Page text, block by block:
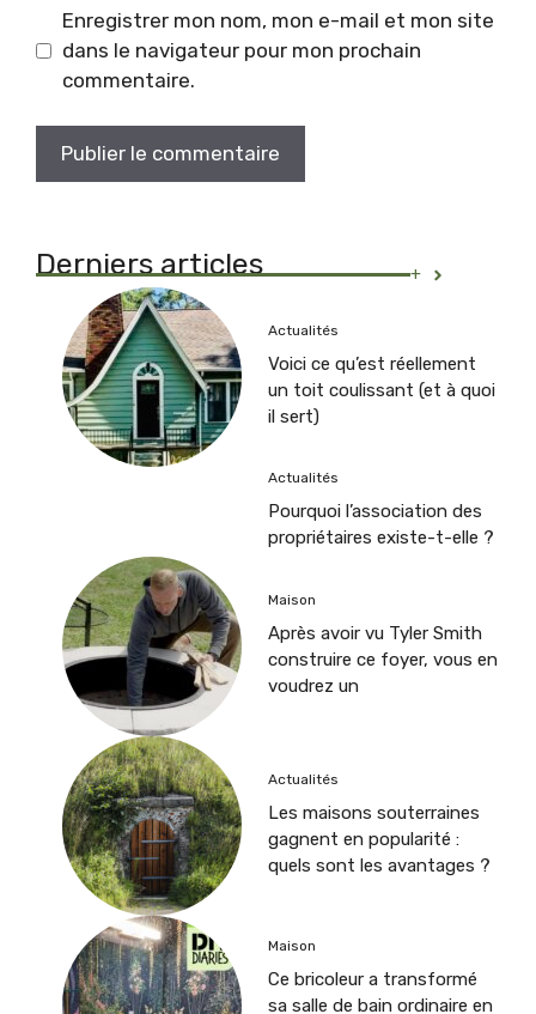
Enregistrer mon nom, mon e-mail et mon site
dans le navigateur pour mon prochain
commentaire.
Derniers articles +
Actualités
Voici ce qu’est réellement
un toit coulissant (et à quoi
il sert)
Actualités
Pourquoi l’association des
propriétaires existe-t-elle ?
Maison
Après avoir vu Tyler Smith
construire ce foyer, vous en
voudrez un
Actualités
Les maisons souterraines
gagnent en popularité :
quels sont les avantages ?
Maison
Ce bricoleur a transformé
sa salle de bain ordinaire en